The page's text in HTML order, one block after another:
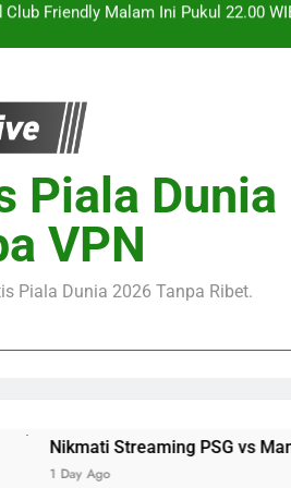
ASEAN Malam Ini Pukul 20.00
Forest Club Friendly Dini Hari Ini
Pengalaman Mengikuti Duel
Friendly Malam Ini Pukul 22.00
Kemasan Laga
ASEAN Malam Ini Pukul 20.00
Malam Ini Pukul 19.00 WIB
Persahabatan Dua Klub
Piala Dunia
VPN
Piala Dunia 2026 Tanpa Ribet.
PSG vs Man United Club